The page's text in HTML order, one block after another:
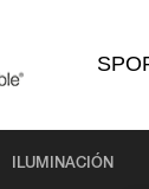
ILUMINACIÓN